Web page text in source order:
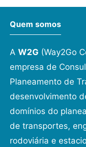
Quem somos
A W2G (Way2Go
empresa de
Planeamento de
desenvolvimento
domínios do
de transportes,
rodoviária e